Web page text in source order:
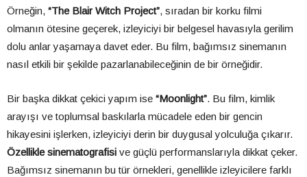
Örneğin, “The Blair Witch Project”, sıradan bir korku filmi
olmanın ötesine geçerek, izleyiciyi bir belgesel havasıyla gerilim
dolu anlar yaşamaya davet eder. Bu film, bağımsız sinemanın
nasıl etkili bir şekilde pazarlanabileceğinin de bir örneğidir.
Bir başka dikkat çekici yapım ise “Moonlight”. Bu film, kimlik
arayışı ve toplumsal baskılarla mücadele eden bir gencin
hikayesini işlerken, izleyiciyi derin bir duygusal yolculuğa çıkarır.
Özellikle sinematografisi ve güçlü performanslarıyla dikkat çeker.
Bağımsız sinemanın bu tür örnekleri, genellikle izleyicilere farklı